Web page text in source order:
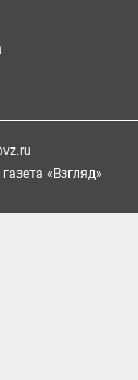
«Взгляд»